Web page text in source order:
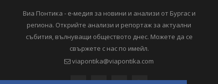
Виа Понтика - е-медия за новини и анализи от Бургас и
региона. Открийте анализи и репортаж за актуални
събития, вълнуващи обществото днес. Можете да се
свържете с нас по имейл.
viapontika@viapontika.com